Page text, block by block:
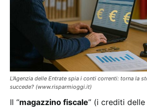
L'Agenzia delle Entrate spia i conti correnti: torna la
succede? (www.risparmioggi.it)
Il “magazzino fiscale” (i crediti